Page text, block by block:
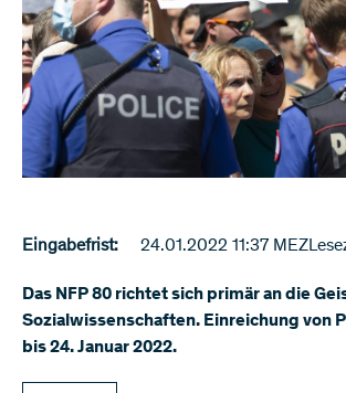
Eingabefrist: 24.01.2022 11:37 MEZ
Das NFP 80 richtet sich primär an die
Sozialwissenschaften. Einreichung von
bis 24. Januar 2022.